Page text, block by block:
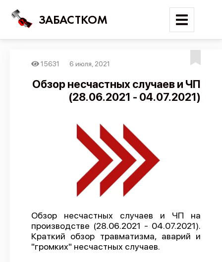
ЗАБАСТКОМ
Поиск
Карта событий
Трудовые конфликты
Отчеты
Предложить публикацию
API
О проекте
Политика конфиденциальности
15631 6 июля, 2021
Обзор несчастных случаев и ЧП
(28.06.2021 - 04.07.2021)
Обзор несчастных случаев и ЧП на
производстве (28.06.2021 - 04.07.2021).
Краткий обзор травматизма, аварий и
"громких" несчастных случаев.